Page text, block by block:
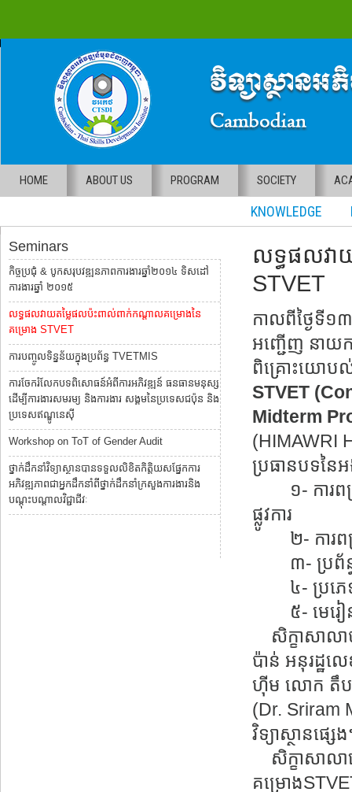
HOME ABOUT US PROGRAM SOCIETY
KNOWLEDGE
Seminars
កិច្ចប្រជុំ & បូកសរុបវឌ្ឍនភាពការងារឆ្នាំ២០១៤ ទិសដៅ
ការងារឆ្នាំ ២០១៥
លទ្ធផលវាយតម្លៃផលប៉ះពាល់ពាក់កណ្តាលគម្រោងនៃ
គម្រោង STVET
ការបញ្ចូលទិន្នន័យក្នុងប្រព័ន្ធ TVETMIS
ការចែករំលែកបទពិសោធន៍អំពីការអភិវឌ្ឍន៍ ធនធានមនុស្ស
ដើម្បីការងារសមរម្យ និងការងារ សង្គមនៃប្រទេសជប៉ុន និង
ប្រទេសឥណ្ឌូនេស៊ី
Workshop on ToT of Gender Audit
ថ្នាក់ដឹកនាំវិទ្យាស្ថានបានទទួលលិខិតកិត្តិយសផ្នែកការ
អភិវឌ្ឍភាពជាអ្នកដឹកនាំពីថ្នាក់ដឹកនាំក្រសួងការងារនិង
បណ្តុះបណ្តាលវិជ្ជាជីវៈ
លទ្ធផលវា
STVET
កាលពីថ្ងៃទី១
អញ្ជើញ នាយ
ពិគ្រោះយោប
STVET
Midterm
(HIMAWRI
ប្រធានបទនៃអ
១- ការពង្រឹ
ផ្លូវការ
២- ការពង្រឹ
៣- ប្រព័ន្ធ
៤- ប្រភេទ
៥- មេរៀន
សិក្ខាសាលា
ប៉ាន់ អនុរដ្ឋល
ហ៊ីម លោក តឹប
(Dr. Sriram
វិទ្យាស្ថានផ្
សិក្ខាសាលា
គម្រោង